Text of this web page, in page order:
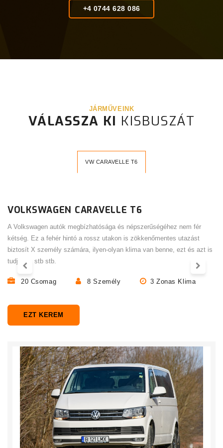
+4 0744 628 086
JÁRMŰVEINK
VÁLASSZA KI KISBUSZÁT
VW CARAVELLE T6
VOLKSWAGEN CARAVELLE T6
A Volkswagen autók megbízhatósága és népszerűségéhez nem fér
kétség. Ez a fehér hintó a rossz utakon is zökkenőmentes utazást
biztosít X személy számára, ilyen-olyan klima van benne, ezt és azt is
tudja stb stb stb.
20 Csomag 8 Személy 3 Zonas Klima
EZT KEREM